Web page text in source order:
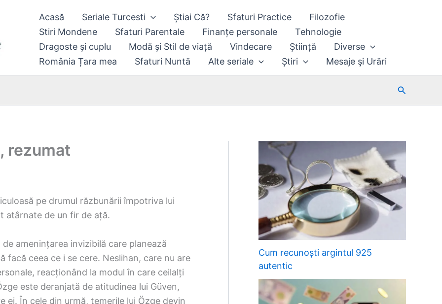
Acasă Seriale Turcesti Știai Că? Sfaturi Practice
Filozofie
Stiri Mondene
Sfaturi Parentale Finanțe personale
Tehnologie
Dragoste și cuplu
Modă și Stil de viață Vindecare Știință
Diverse
România Țara mea
Sfaturi Nuntă Alte seriale Știri Mesaje şi Urări
Search
rezumat
pe drumul răzbunării împotriva lui
atârnate de un fir de ață.
amenințarea invizibilă care planează
facă ceea ce i se cere. Neslihan, care nu are
reacționând la modul în care ceilalți
este deranjată de atitudinea lui Güven,
ei. În cele din urmă, temerile lui Özge devin
Cum recunoști argintul 925
autentic